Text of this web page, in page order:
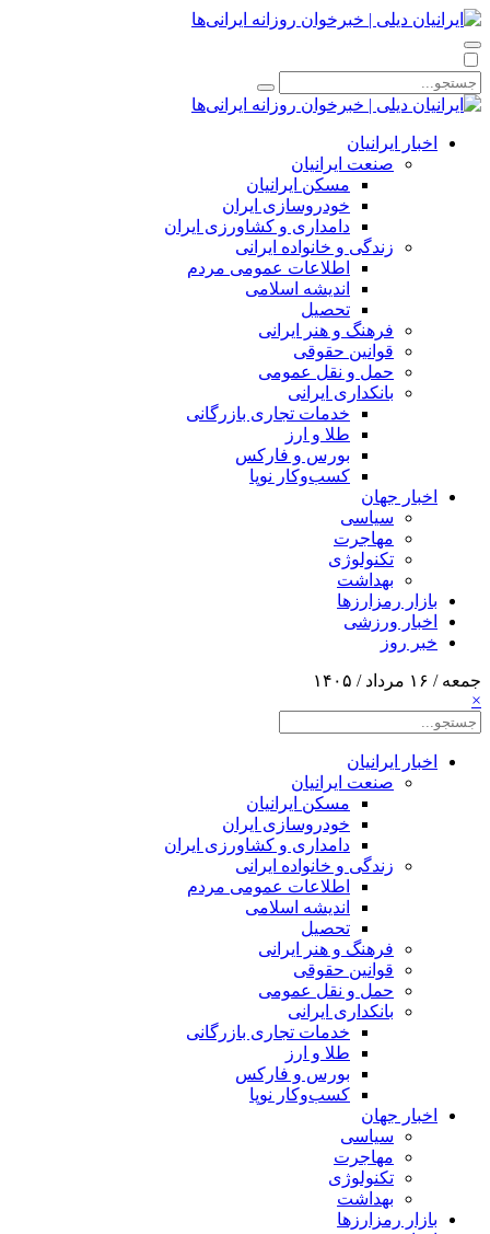
اخبار ایرانیان
صنعت ایرانیان
مسکن ایرانیان
خودروسازی ایران
دامداری و کشاورزی ایران
زندگی و خانواده ایرانی
اطلاعات عمومی مردم
اندیشه اسلامی
تحصیل
فرهنگ و هنر ایرانی
قوانین حقوقی
حمل و نقل عمومی
بانکداری ایرانی
خدمات تجاری بازرگانی
طلا و ارز
بورس و فارکس
کسب‌وکار نوپا
اخبار جهان
سیاسی
مهاجرت
تکنولوژی
بهداشت
بازار رمزارزها
اخبار ورزشی
خبر روز
جمعه / ۱۶ مرداد / ۱۴۰۵
×
اخبار ایرانیان
صنعت ایرانیان
مسکن ایرانیان
خودروسازی ایران
دامداری و کشاورزی ایران
زندگی و خانواده ایرانی
اطلاعات عمومی مردم
اندیشه اسلامی
تحصیل
فرهنگ و هنر ایرانی
قوانین حقوقی
حمل و نقل عمومی
بانکداری ایرانی
خدمات تجاری بازرگانی
طلا و ارز
بورس و فارکس
کسب‌وکار نوپا
اخبار جهان
سیاسی
مهاجرت
تکنولوژی
بهداشت
بازار رمزارزها